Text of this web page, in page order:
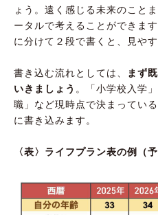
ょう。遠く感じる未来のこと
ータルで考えることができま
に分けて２段で書くと、見やす
書き込む流れとしては、
まず
いきましょう 。「小学校入学
職」など現時点で決まってい
に書き込みます。
〈表〉ライフプラン表の例（